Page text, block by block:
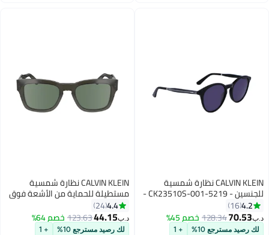
CALVIN KLEIN نظارة شمسية
للجنسين - CK23510S-001-5219 -
ملم
خصم 45%
10%
+ 1
CALVIN KLEIN نظارة شمسية
مستطيلة للحماية من الأشعة فوق
البنفسجية للجنسين - CK23539S-
035-5121 - مقاس العدسة: 51
ملم
د.ب‏ 123.63خصم 64%
لك رصيد مسترجع 10% + 1